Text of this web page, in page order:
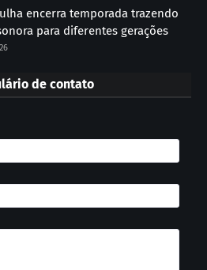
encerra temporada trazendo
para diferentes gerações
de contato